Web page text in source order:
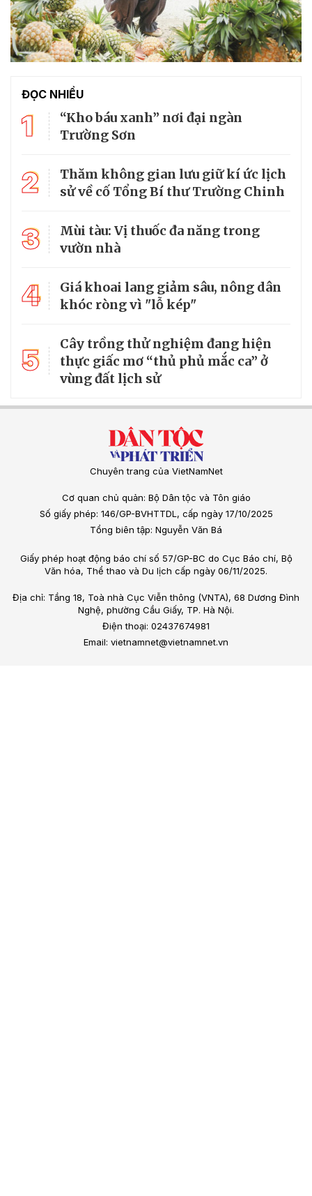
ĐỌC NHIỀU
1
“Kho báu xanh” nơi đại ngàn
Trường Sơn
2
Thăm không gian lưu giữ kí ức lịch
sử về cố Tổng Bí thư Trường Chinh
3
Mùi tàu: Vị thuốc đa năng trong
vườn nhà
4
Giá khoai lang giảm sâu, nông dân
khóc ròng vì "lỗ kép"
5
Cây trồng thử nghiệm đang hiện
thực giấc mơ “thủ phủ mắc ca” ở
vùng đất lịch sử
Chuyên trang của VietNamNet
Cơ quan chủ quản: Bộ Dân tộc và Tôn giáo
Số giấy phép: 146/GP-BVHTTDL, cấp ngày 17/10/2025
Tổng biên tập: Nguyễn Văn Bá
Giấy phép hoạt động báo chí số 57/GP-BC do Cục Báo chí, Bộ
Văn hóa, Thể thao và Du lịch cấp ngày 06/11/2025.
Địa chỉ: Tầng 18, Toà nhà Cục Viễn thông (VNTA), 68 Dương Đình
Nghệ, phường Cầu Giấy, TP. Hà Nội.
Điện thoại: 02437674981
Email: vietnamnet@vietnamnet.vn